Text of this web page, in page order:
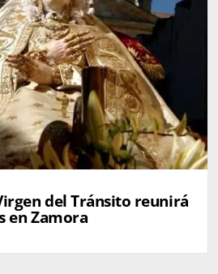
del Tránsito reunirá
en Zamora